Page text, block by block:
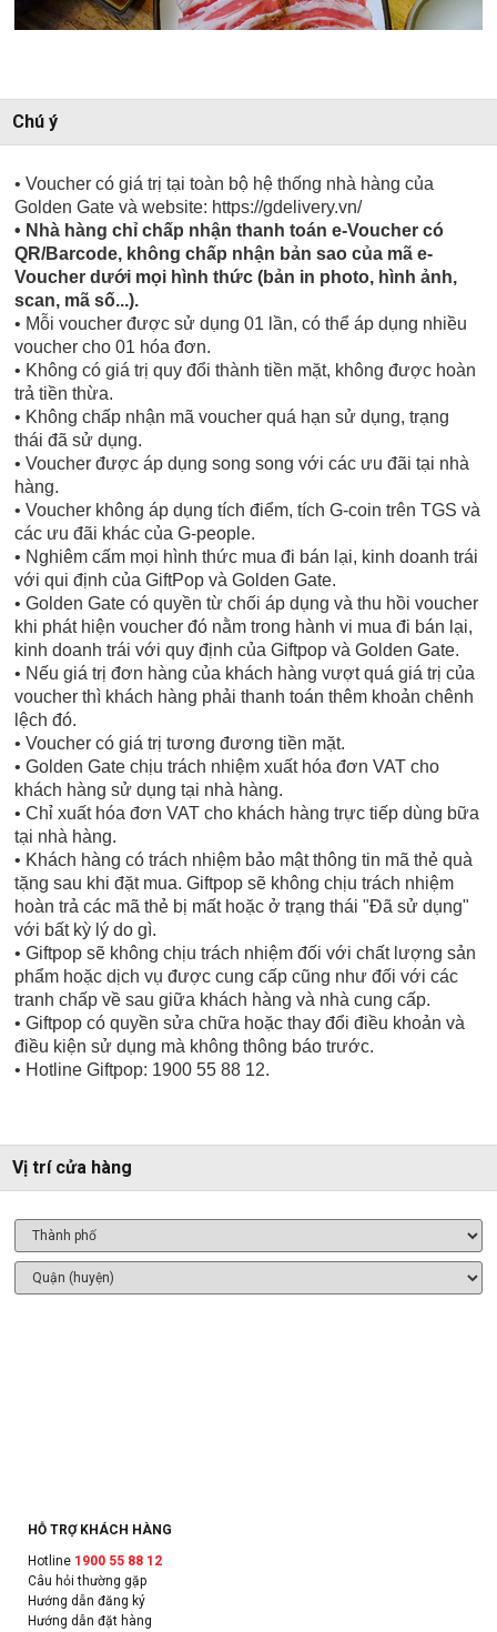
Chú ý
• Voucher có giá trị tại toàn bộ hệ thống nhà hàng của
Golden Gate và website: https://gdelivery.vn/
• Nhà hàng chỉ chấp nhận thanh toán e-Voucher có
QR/Barcode, không chấp nhận bản sao của mã e-
Voucher dưới mọi hình thức (bản in photo, hình ảnh,
scan, mã số...).
• Mỗi voucher được sử dụng 01 lần, có thể áp dụng nhiều
voucher cho 01 hóa đơn.
• Không có giá trị quy đổi thành tiền mặt, không được hoàn
trả tiền thừa.
• Không chấp nhận mã voucher quá hạn sử dụng, trạng
thái đã sử dụng.
• Voucher được áp dụng song song với các ưu đãi tại nhà
hàng.
• Voucher không áp dụng tích điểm, tích G-coin trên TGS và
các ưu đãi khác của G-people.
• Nghiêm cấm mọi hình thức mua đi bán lại, kinh doanh trái
với qui định của GiftPop và Golden Gate.
• Golden Gate có quyền từ chối áp dụng và thu hồi voucher
khi phát hiện voucher đó nằm trong hành vi mua đi bán lại,
kinh doanh trái với quy định của Giftpop và Golden Gate.
• Nếu giá trị đơn hàng của khách hàng vượt quá giá trị của
voucher thì khách hàng phải thanh toán thêm khoản chênh
lệch đó.
• Voucher có giá trị tương đương tiền mặt.
• Golden Gate chịu trách nhiệm xuất hóa đơn VAT cho
khách hàng sử dụng tại nhà hàng.
• Chỉ xuất hóa đơn VAT cho khách hàng trực tiếp dùng bữa
tại nhà hàng.
• Khách hàng có trách nhiệm bảo mật thông tin mã thẻ quà
tặng sau khi đặt mua. Giftpop sẽ không chịu trách nhiệm
hoàn trả các mã thẻ bị mất hoặc ở trạng thái "Đã sử dụng"
với bất kỳ lý do gì.
• Giftpop sẽ không chịu trách nhiệm đối với chất lượng sản
phẩm hoặc dịch vụ được cung cấp cũng như đối với các
tranh chấp về sau giữa khách hàng và nhà cung cấp.
• Giftpop có quyền sửa chữa hoặc thay đổi điều khoản và
điều kiện sử dụng mà không thông báo trước.
• Hotline Giftpop: 1900 55 88 12.
Vị trí cửa hàng
HỖ TRỢ KHÁCH HÀNG
Hotline 1900 55 88 12
Câu hỏi thường gặp
Hướng dẫn đăng ký
Hướng dẫn đặt hàng